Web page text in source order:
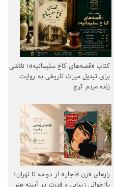
کتاب «قصه‌های کاخ سلیمانیه»؛ تلاشی
برای تبدیل میراث تاریخی به روایت
زنده مردم کرج
رازهای «زن قاجار» از دوحه تا تهران؛